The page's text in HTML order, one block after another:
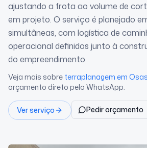
ajustando a frota ao volume de
em projeto. O serviço é planejado
simultâneas, com logística de
operacional definidos junto à
do empreendimento.
Veja mais sobre terraplanagem em
orçamento direto pelo WhatsApp.
Ver serviço Pedir orçamento